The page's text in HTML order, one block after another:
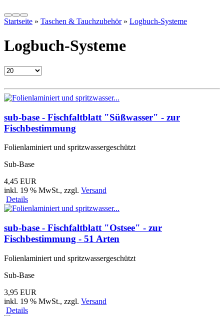
Startseite » Taschen & Tauchzubehör» Logbuch-Systeme
Logbuch-Systeme
sub-base - Fischfaltblatt "Süßwasser" - zur
Fischbestimmung
Folienlaminiert und spritzwassergeschützt
Sub-Base
4,45 EUR
inkl. 19 % MwSt., zzgl. Versand
Details
sub-base - Fischfaltblatt "Ostsee" - zur
Fischbestimmung - 51 Arten
Folienlaminiert und spritzwassergeschützt
Sub-Base
3,95 EUR
inkl. 19 % MwSt., zzgl. Versand
Details